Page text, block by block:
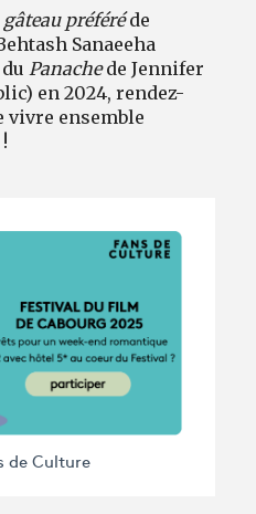
préféréde
Sanaeeha
Panachede Jennifer
en 2024, rendez-
vivre ensemble
de Culture